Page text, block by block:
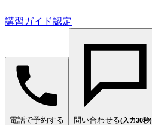
講習ガイド認定
電話で予約する 問い合わせる(入力30秒)